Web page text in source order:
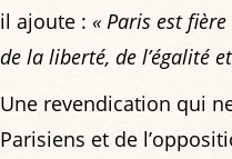
il ajoute : « Paris est
de la liberté, de l’égalité
Une revendication qui
Parisiens et de